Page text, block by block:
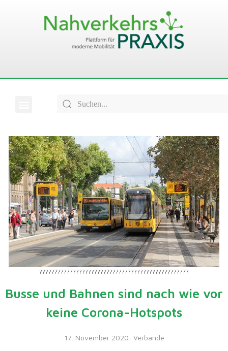
?????????????????????????????????????????????????
Busse und Bahnen sind nach wie vor
keine Corona-Hotspots
17. November 2020 Verbände